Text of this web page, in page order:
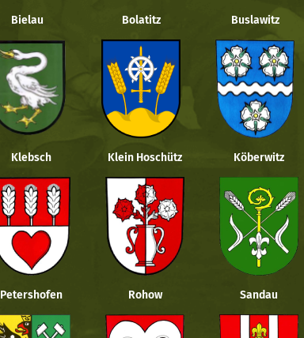
Bielau Bolatitz Buslawitz
Klebsch Klein Hoschütz Köberwitz
Petershofen Rohow Sandau